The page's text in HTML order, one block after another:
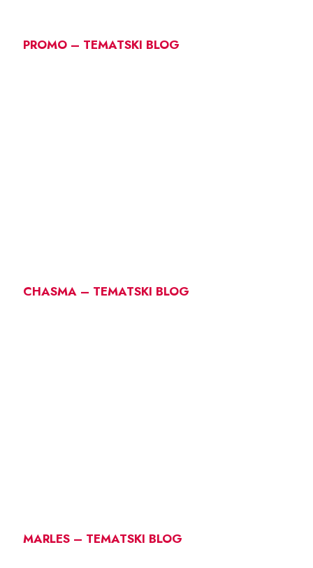
PROMO – TEMATSKI BLOG
CHASMA – TEMATSKI BLOG
MARLES – TEMATSKI BLOG